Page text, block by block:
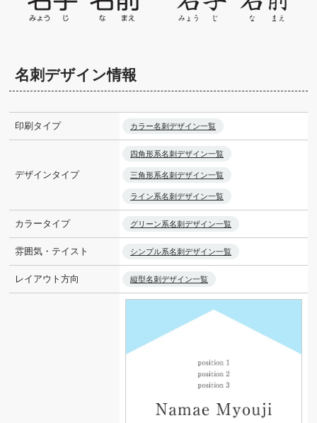
名刺デザイン情報
印刷タイプ カラー名刺デザイン一覧
デザインタイプ
四角形系名刺デザイン一覧
三角形系名刺デザイン一覧
ライン系名刺デザイン一覧
カラータイプ グリーン系名刺デザイン一覧
雰囲気・テイスト シンプル系名刺デザイン一覧
レイアウト方向 縦型名刺デザイン一覧